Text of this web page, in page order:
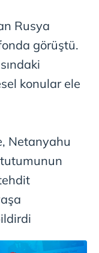
Rusya
görüştü.
konular ele
Netanyahu